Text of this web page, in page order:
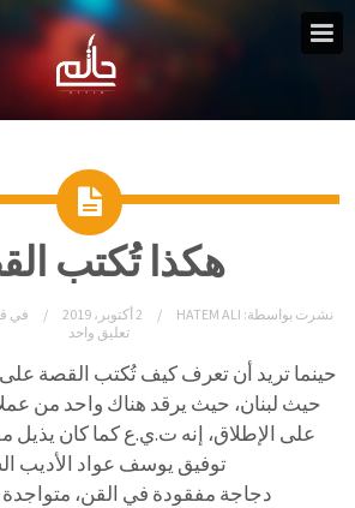
هكذا تُكتب
نشرت بواسطة: HATEM ALI 2 أكتوبر، 2019 في
تعليق واحد
حينما تريد أن تعرف كيف تُكتب القصة
حيث لبنان، حيث يرقد هناك واحد من
على الإطلاق، إنه ت.ي.ع كما كان يذيل
توفيق يوسف عواد الأديب
دجاجة مفقودة في القن، متواجدة